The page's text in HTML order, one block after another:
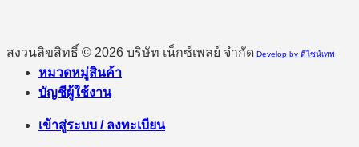
สงวนลิขสิทธิ์ © 2026 บริษัท เน็กซ์เพลย์ จำกัด Develop by ดีไซน์เทพ
หมวดหมู่สินค้า
บัญชีผู้ใช้งาน
เข้าสู่ระบบ / ลงทะเบียน